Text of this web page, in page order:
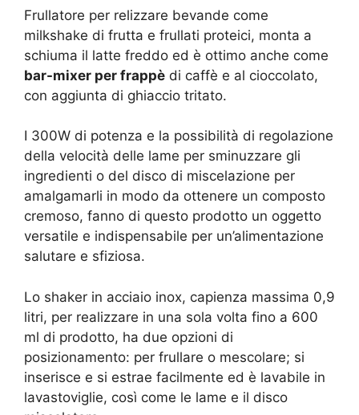
Frullatore per relizzare bevande come
milkshake di frutta e frullati proteici, monta a
schiuma il latte freddo ed è ottimo anche come
bar-mixer per frappè di caffè e al cioccolato,
con aggiunta di ghiaccio tritato.
I 300W di potenza e la possibilità di regolazione
della velocità delle lame per sminuzzare gli
ingredienti o del disco di miscelazione per
amalgamarli in modo da ottenere un composto
cremoso, fanno di questo prodotto un oggetto
versatile e indispensabile per un’alimentazione
salutare e sfiziosa.
Lo shaker in acciaio inox, capienza massima 0,9
litri, per realizzare in una sola volta fino a 600
ml di prodotto, ha due opzioni di
posizionamento: per frullare o mescolare; si
inserisce e si estrae facilmente ed è lavabile in
lavastoviglie, così come le lame e il disco